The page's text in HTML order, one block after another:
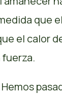
que
el calor